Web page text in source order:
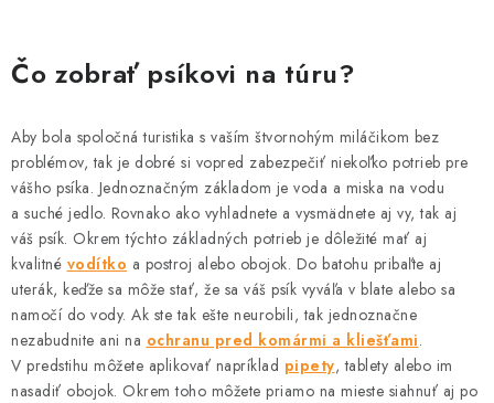
HOSPODÁRSKE ZVIERATÁ
DEZINFEKČNÉ PROSTRIEDKY
VONKAJŠIE VTÁCTVO
GELOREN KĽBOVÁ VÝŽIVA
CHOVATEĽSKÉ POTREBY
Čo zobrať psíkovi na túru?
Aby bola spoločná turistika s vaším štvornohým miláčikom bez
problémov, tak je dobré si vopred zabezpečiť niekoľko potrieb pre
vášho psíka. Jednoznačným základom je voda a miska na vodu
a suché jedlo. Rovnako ako vyhladnete a vysmädnete aj vy, tak aj
váš psík. Okrem týchto základných potrieb je dôležité mať aj
kvalitné vodítko a postroj alebo obojok. Do batohu pribaľte aj
uterák, keďže sa môže stať, že sa váš psík vyváľa v blate alebo sa
namočí do vody. Ak ste tak ešte neurobili, tak jednoznačne
nezabudnite ani na ochranu pred komármi a kliešťami.
V predstihu môžete aplikovať napríklad pipety, tablety alebo im
nasadiť obojok. Okrem toho môžete priamo na mieste siahnuť aj po